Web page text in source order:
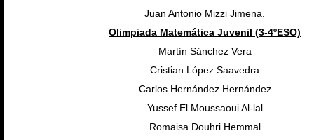
Juan Antonio Mizzi Jimena.
Olimpiada Matemática Juvenil (3-4ºESO)
Martín Sánchez Vera
Cristian López Saavedra
Carlos Hernández Hernández
Yussef El Moussaoui Al-lal
Romaisa Douhri Hemmal